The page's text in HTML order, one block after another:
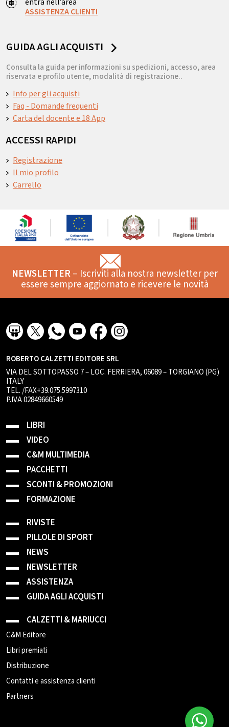
ASSISTENZA CLIENTI
GUIDA AGLI ACQUISTI
Consulta la guida per informazioni su spedizioni, accesso, area
riservata e profilo utente, modalità di registrazione..
Info per gli acquisti
Faq - Domande frequenti
Carta del docente e 18 App
ACCESSI RAPIDI
Registrazione
Il mio profilo
Carrello
NEWSLETTER– Iscriviti alla nostra newsletter per
essere sempre aggiornato e ricevere le novità
ROBERTO CALZETTI EDITORE SRL
VIA DEL SOTTOPASSO 7 – LOC. FERRIERA, 06089 – TORGIANO (PG)
ITALY
TEL. /FAX+39.075.5997310
P.IVA 02849660549
LIBRI
VIDEO
C&M MULTIMEDIA
PACCHETTI
SCONTI & PROMOZIONI
FORMAZIONE
RIVISTE
PILLOLE DI SPORT
NEWS
NEWSLETTER
ASSISTENZA
GUIDA AGLI ACQUISTI
CALZETTI & MARIUCCI
C&M Editore
Libri premiati
Distribuzione
Contatti e assistenza clienti
Partners